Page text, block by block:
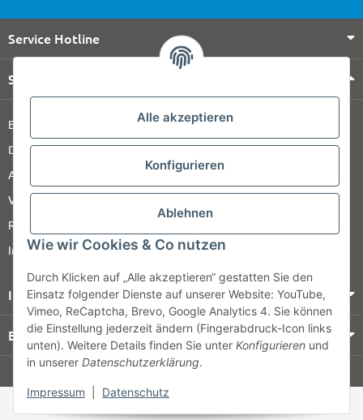
Alle akzeptieren
Konfigurieren
Ablehnen
Wie wir Cookies & Co nutzen
Durch Klicken auf „Alle akzeptieren“ gestatten Sie den
Einsatz folgender Dienste auf unserer Website: YouTube,
Vimeo, ReCaptcha, Brevo, Google Analytics 4. Sie können
die Einstellung jederzeit ändern (Fingerabdruck-Icon links
unten). Weitere Details finden Sie unter Konfigurieren und
in unserer Datenschutzerklärung.
Impressum Datenschutz
Service Hotline
Shop Service
Barrierefreiheitserklärung
Datenschutz
AGB
Versandinformationen
Retour
Impressum
Informationen
Bezahlung & Versand
© HOZ MEDI WERK
* Alle Preise zzgl. gesetzlicher USt., zzgl.